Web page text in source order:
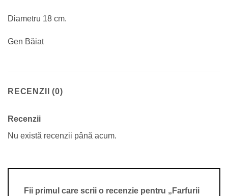
Diametru 18 cm.
Gen Băiat
RECENZII (0)
Recenzii
Nu există recenzii până acum.
Fii primul care scrii o recenzie pentru „Farfurii